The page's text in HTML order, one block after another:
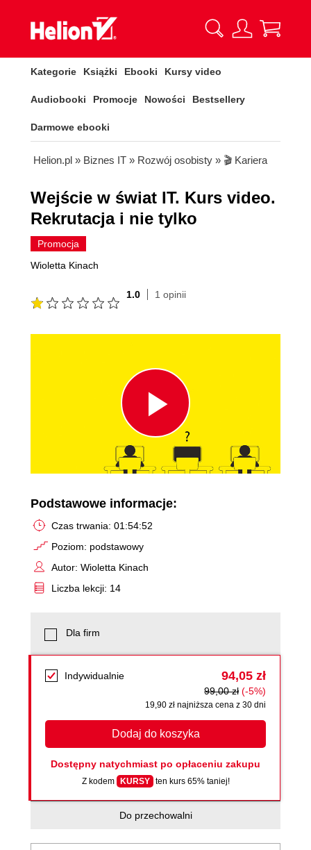
Kategorie Książki Ebooki Kursy video
Audiobooki Promocje Nowości Bestsellery
Darmowe ebooki
Helion.pl » Biznes IT » Rozwój osobisty » 🎬 Kariera
Wejście w świat IT. Kurs video.
Rekrutacja i nie tylko
Promocja
Wioletta Kinach
1.0 1 opinii
Play
Video
Podstawowe informacje:
Czas trwania: 01:54:52
Poziom: podstawowy
Autor: Wioletta Kinach
Liczba lekcji: 14
Dla firm
Indywidualnie 94,05 zł
99,00 zł (-5%)
19,90 zł najniższa cena z 30 dni
Dodaj do koszyka
Dostępny natychmiast po opłaceniu zakupu
Z kodem KURSY ten kurs 65% taniej!
Do przechowalni